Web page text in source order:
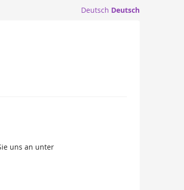
Deutsch Deutsch
uns an unter